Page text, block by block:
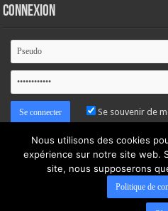
Connexion
Se souvenir de
Mot de passe oublié ?
Nous utilisons des cookies
expérience sur notre site web.
site, nous supposerons
Politique de